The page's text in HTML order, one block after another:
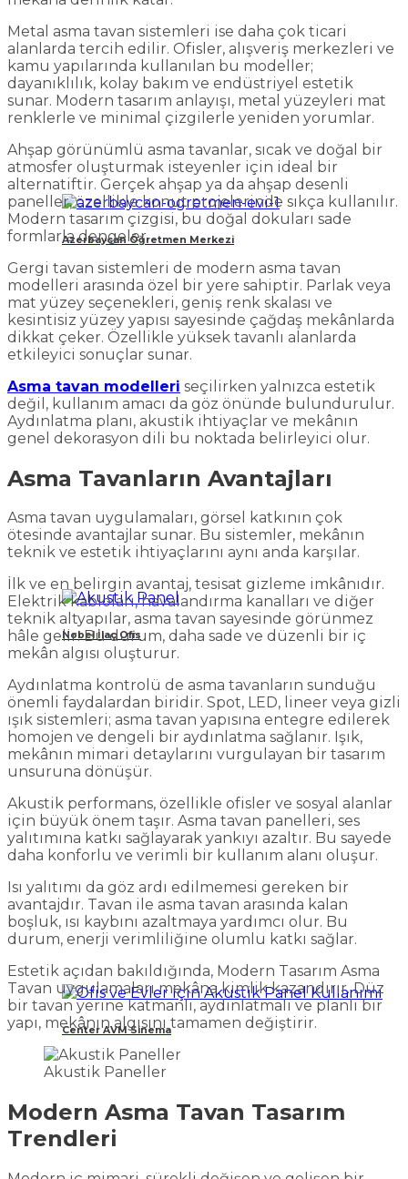
Azerbaycan Öğretmen Merkezi
Nobel İlaç Ofis
Center AVM Sinema
Metal asma tavan sistemleri ise daha çok ticari
alanlarda tercih edilir. Ofisler, alışveriş merkezleri ve
kamu yapılarında kullanılan bu modeller;
dayanıklılık, kolay bakım ve endüstriyel estetik
sunar. Modern tasarım anlayışı, metal yüzeyleri mat
renklerle ve minimal çizgilerle yeniden yorumlar.
Ahşap görünümlü asma tavanlar, sıcak ve doğal bir
atmosfer oluşturmak isteyenler için ideal bir
alternatiftir. Gerçek ahşap ya da ahşap desenli
paneller, özellikle konut projelerinde sıkça kullanılır.
Modern tasarım çizgisi, bu doğal dokuları sade
formlarla dengeler.
Gergi tavan sistemleri de modern asma tavan
modelleri arasında özel bir yere sahiptir. Parlak veya
mat yüzey seçenekleri, geniş renk skalası ve
kesintisiz yüzey yapısı sayesinde çağdaş mekânlarda
dikkat çeker. Özellikle yüksek tavanlı alanlarda
etkileyici sonuçlar sunar.
Asma tavan modelleri seçilirken yalnızca estetik
değil, kullanım amacı da göz önünde bulundurulur.
Aydınlatma planı, akustik ihtiyaçlar ve mekânın
genel dekorasyon dili bu noktada belirleyici olur.
Asma Tavanların Avantajları
Asma tavan uygulamaları, görsel katkının çok
ötesinde avantajlar sunar. Bu sistemler, mekânın
teknik ve estetik ihtiyaçlarını aynı anda karşılar.
İlk ve en belirgin avantaj, tesisat gizleme imkânıdır.
Elektrik kabloları, havalandırma kanalları ve diğer
teknik altyapılar, asma tavan sayesinde görünmez
hâle gelir. Bu durum, daha sade ve düzenli bir iç
mekân algısı oluşturur.
Aydınlatma kontrolü de asma tavanların sunduğu
önemli faydalardan biridir. Spot, LED, lineer veya gizli
ışık sistemleri; asma tavan yapısına entegre edilerek
homojen ve dengeli bir aydınlatma sağlanır. Işık,
mekânın mimari detaylarını vurgulayan bir tasarım
unsuruna dönüşür.
Akustik performans, özellikle ofisler ve sosyal alanlar
için büyük önem taşır. Asma tavan panelleri, ses
yalıtımına katkı sağlayarak yankıyı azaltır. Bu sayede
daha konforlu ve verimli bir kullanım alanı oluşur.
Isı yalıtımı da göz ardı edilmemesi gereken bir
avantajdır. Tavan ile asma tavan arasında kalan
boşluk, ısı kaybını azaltmaya yardımcı olur. Bu
durum, enerji verimliliğine olumlu katkı sağlar.
Estetik açıdan bakıldığında, Modern Tasarım Asma
Tavan uygulamaları mekâna kimlik kazandırır. Düz
bir tavan yerine katmanlı, aydınlatmalı ve planlı bir
yapı, mekânın algısını tamamen değiştirir.
Akustik Paneller
Modern Asma Tavan Tasarım
Trendleri